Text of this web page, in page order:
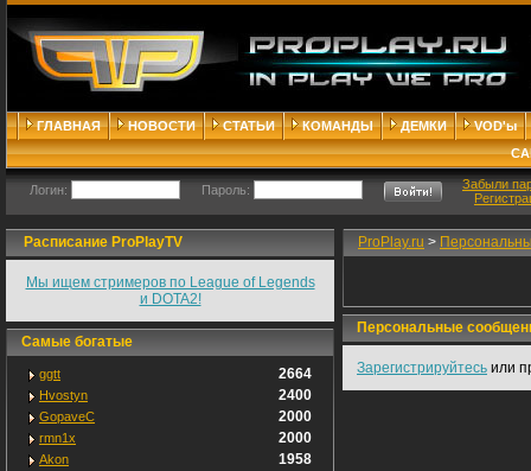
ГЛАВНАЯ НОВОСТИ СТАТЬИ КОМАНДЫ ДЕМКИ
VOD'ы
Логин: Пароль:
Забыли
Расписание ProPlayTV
Мы ищем стримеров по League of Legends
и DOTA2!
Самые богатые
ggtt 2664
Hvostyn 2400
GopaveC 2000
rmn1x 2000
Akon 1958
ProPlay.ru >
Персональные
Зарегистрируйтесь или